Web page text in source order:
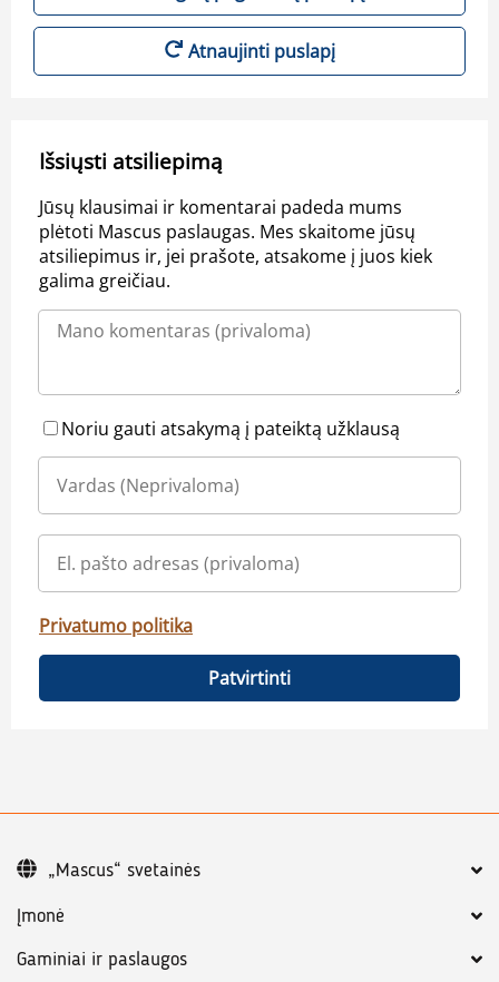
Atnaujinti puslapį
Išsiųsti atsiliepimą
Jūsų klausimai ir komentarai padeda mums
plėtoti Mascus paslaugas. Mes skaitome jūsų
atsiliepimus ir, jei prašote, atsakome į juos kiek
galima greičiau.
Noriu gauti atsakymą į pateiktą užklausą
Privatumo politika
Patvirtinti
Įmonė
Gaminiai ir paslaugos
„Mascus“ svetainės